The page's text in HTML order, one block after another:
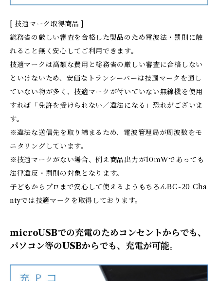
[ 技適マーク取得商品 ]
総務省の厳しい審査を合格した製品のため電波法・罰則に触
れること無く安心してご利用できます。
技適マークは高額な費用と総務省の厳しい審査に合格しない
といけないため、安価なトランシーバーは技適マークを通し
ていない物が多く、技適マークが付いていない無線機を使用
すれば「免許を受けられない／違法になる」恐れがございま
す。
※違法な送信先を取り締まるため、電波管理局が周波数をモ
ニタリングしています。
※技適マークがない場合、例え商品出力が10ｍWであっても
法律違反・罰則の対象となります。
子どもからプロまで安心して使えるようもちろんBC-20 Cha
ntyでは技適マークを取得しております。
microUSBでの充電のためコンセントからでも、
パソコン等のUSBからでも、充電が可能。